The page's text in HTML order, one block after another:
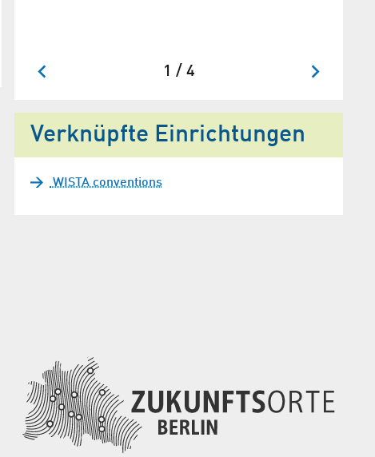
1 / 4
Verknüpfte Einrichtungen
WISTA conventions